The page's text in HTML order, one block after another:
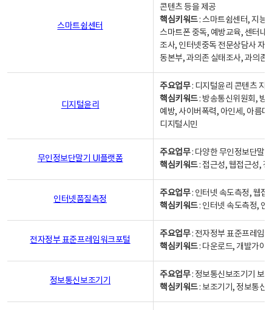
스마트쉼센터
콘텐츠 등을 제공
핵심키워드: 스마트쉼센터, 지능
스마트폰 중독, 예방교육, 센터내
조사, 인터넷중독 전문상담사 자
동본부, 과의존 실태조사, 과의존
디지털윤리
주요업무: 디지털윤리 콘텐츠 지
핵심키워드: 방송통신위원회, 방
예방, 사이버폭력, 아인세, 아름
디지털시민
무인정보단말기 UI플랫폼
주요업무: 다양한 무인정보단말
핵심키워드: 접근성, 웹접근성,
인터넷품질측정
주요업무: 인터넷 속도측정, 웹접
핵심키워드: 인터넷 속도측정, 인
전자정부 표준프레임워크포털
주요업무: 전자정부 표준프레임
핵심키워드: 다운로드, 개발가이
정보통신보조기기
주요업무: 정보통신보조기기 보
핵심키워드: 보조기기, 정보통신